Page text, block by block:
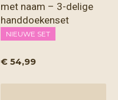
met naam – 3-delige
handdoekenset
NIEUWE SET
€ 54,99